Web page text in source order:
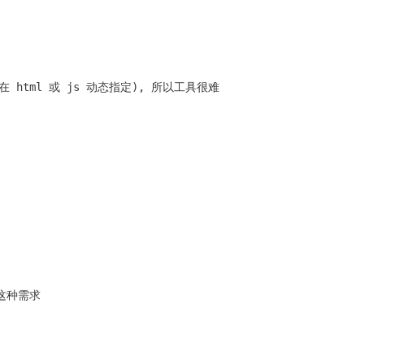
(在 html 或 js 动态指定), 所以工具很难
种需求